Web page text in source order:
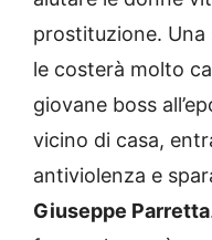
prostituzione.
le costerà molto
giovane boss
vicino di casa,
antiviolenza e
Giuseppe Parretta